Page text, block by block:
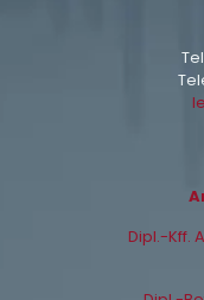
Dipl.-Kff.